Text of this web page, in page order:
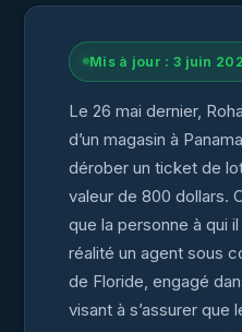
Mis à jour : 3 juin
Le 26 mai dernier,
d’un magasin à
dérober un ticket de
valeur de 800 dollars.
que la personne à qui
réalité un agent sous
de Floride, engagé
visant à s’assurer que